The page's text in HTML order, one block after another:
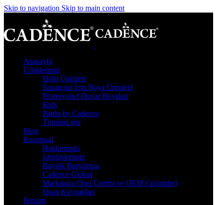
Skip to navigation Skip to main content
Anasayfa
Ürünlerimiz
Hobi Ürünleri
Sanatçılar İçin Boya Ürünleri
Profesyonel Duvar Boyaları
Kids
Pardo by Cadence
Tümünü gör
Blog
Kurumsal
Hakkımızda
İşbirliklerimiz
Bayilik Başvurusu
Cadence Global
Markanıza Özel Üretim ve OEM Çözümleri
İnsan Kaynakları
İletişim